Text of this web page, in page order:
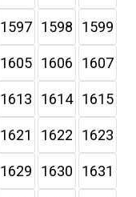
1597 1598 1599
1605 1606 1607
1613 1614 1615
1621 1622 1623
1629 1630 1631